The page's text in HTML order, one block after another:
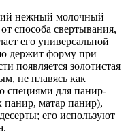
нежный молочный
способа свертывания,
его универсальной
держит форму при
появляется золотистая
не плавясь как
специями для панир-
панир, матар панир),
его используют